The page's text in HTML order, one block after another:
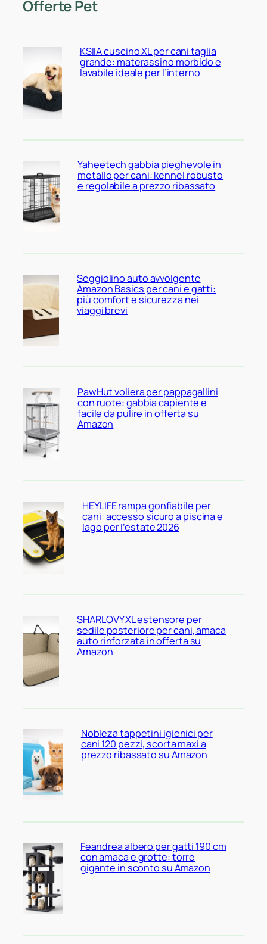
Offerte Pet
KSIIA cuscino XL per cani taglia
grande: materassino morbido e
lavabile ideale per l’interno
Yaheetech gabbia pieghevole in
metallo per cani: kennel robusto
e regolabile a prezzo ribassato
Seggiolino auto avvolgente
Amazon Basics per cani e gatti:
più comfort e sicurezza nei
viaggi brevi
PawHut voliera per pappagallini
con ruote: gabbia capiente e
facile da pulire in offerta su
Amazon
HEYLIFE rampa gonfiabile per
cani: accesso sicuro a piscina e
lago per l’estate 2026
SHARLOVY XL estensore per
sedile posteriore per cani, amaca
auto rinforzata in offerta su
Amazon
Nobleza tappetini igienici per
cani 120 pezzi, scorta maxi a
prezzo ribassato su Amazon
Feandrea albero per gatti 190 cm
con amaca e grotte: torre
gigante in sconto su Amazon